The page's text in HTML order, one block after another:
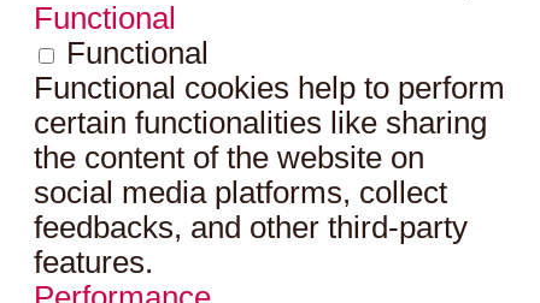
Functional
Functional
Functional cookies help to perform
certain functionalities like sharing
the content of the website on
social media platforms, collect
feedbacks, and other third-party
features.